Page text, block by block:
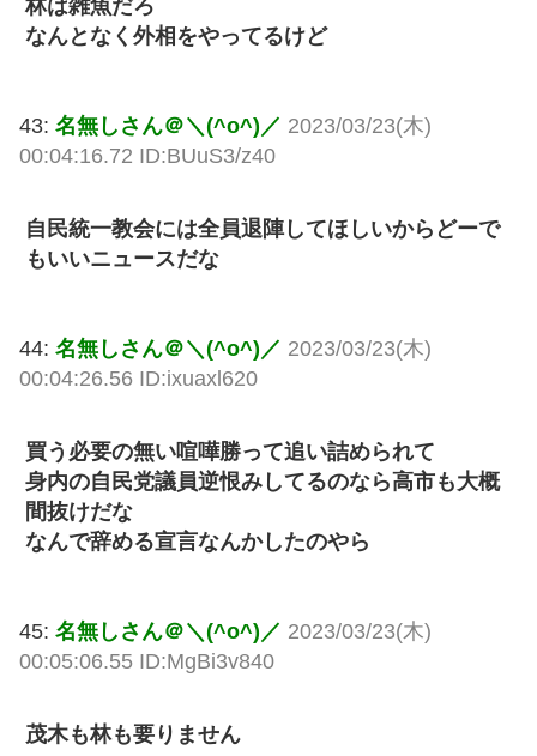
林は雑魚だろ
なんとなく外相をやってるけど
43: 名無しさん＠＼(^o^)／ 2023/03/23(木)
00:04:16.72 ID:BUuS3/z40
自民統一教会には全員退陣してほしいからどーで
もいいニュースだな
44: 名無しさん＠＼(^o^)／ 2023/03/23(木)
00:04:26.56 ID:ixuaxl620
買う必要の無い喧嘩勝って追い詰められて
身内の自民党議員逆恨みしてるのなら高市も大概
間抜けだな
なんで辞める宣言なんかしたのやら
45: 名無しさん＠＼(^o^)／ 2023/03/23(木)
00:05:06.55 ID:MgBi3v840
茂木も林も要りません